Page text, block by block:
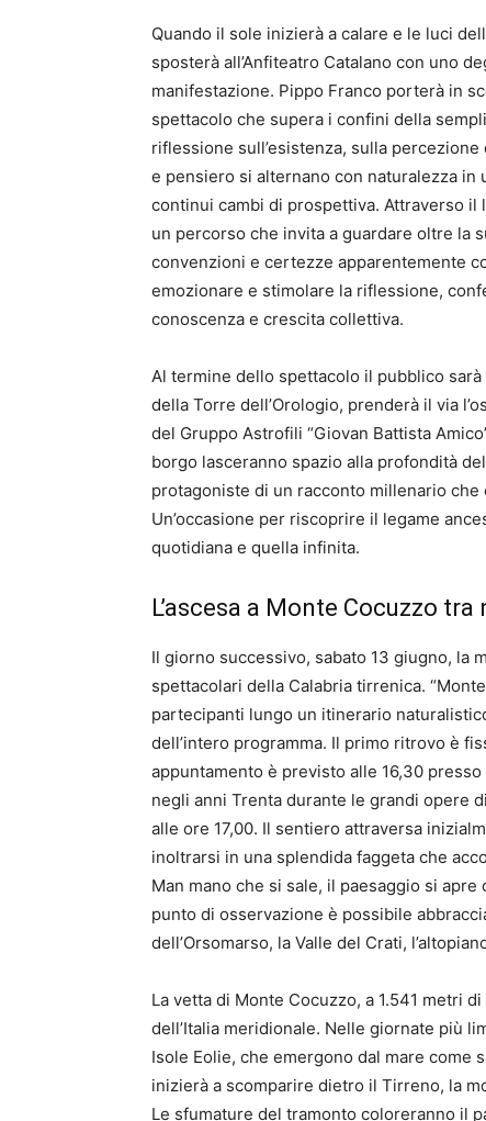
Quando il sole inizierà a calare e le luci
sposterà all’Anfiteatro Catalano con uno
manifestazione. Pippo Franco porterà in
spettacolo che supera i confini della
riflessione sull’esistenza, sulla
e pensiero si alternano con naturalezza
continui cambi di prospettiva. Attraverso il
un percorso che invita a guardare oltre la
convenzioni e certezze apparentemente
emozionare e stimolare la riflessione,
conoscenza e crescita collettiva.
Al termine dello spettacolo il pubblico
della Torre dell’Orologio, prenderà il via
del Gruppo Astrofili “Giovan Battista
borgo lasceranno spazio alla profondità
protagoniste di un racconto millenario che
Un’occasione per riscoprire il legame
quotidiana e quella infinita.
L’ascesa a Monte Cocuzzo
Il giorno successivo, sabato 13 giugno, la
spettacolari della Calabria tirrenica.
partecipanti lungo un itinerario
dell’intero programma. Il primo ritrovo è
appuntamento è previsto alle 16,30
negli anni Trenta durante le grandi opere
alle ore 17,00. Il sentiero attraversa
inoltrarsi in una splendida faggeta che
Man mano che si sale, il paesaggio si
punto di osservazione è possibile
dell’Orsomarso, la Valle del Crati,
La vetta di Monte Cocuzzo, a 1.541 metri
dell’Italia meridionale. Nelle giornate più
Isole Eolie, che emergono dal mare come
inizierà a scomparire dietro il Tirreno, la
Le sfumature del tramonto coloreranno il